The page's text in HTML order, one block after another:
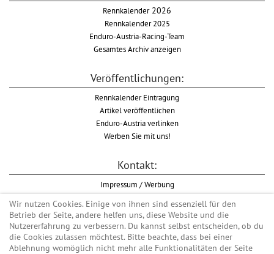
Rennkalender2026
Rennkalender 2025
Enduro-Austria-Racing-Team
Gesamtes Archiv anzeigen
Veröffentlichungen:
Rennkalender Eintragung
Artikel veröffentlichen
Enduro-Austria verlinken
Werben Sie mit uns!
Kontakt:
Impressum / Werbung
Datenschutzinformation
Informationspflicht WKO
AGB
Wir nutzen Cookies. Einige von ihnen sind essenziell für den
Betrieb der Seite, andere helfen uns, diese Website und die
Nutzererfahrung zu verbessern. Du kannst selbst entscheiden, ob du
die Cookies zulassen möchtest. Bitte beachte, dass bei einer
Ablehnung womöglich nicht mehr alle Funktionalitäten der Seite